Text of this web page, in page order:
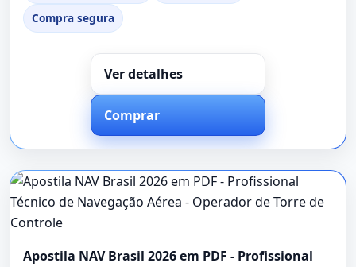
Compra segura
Ver detalhes
Comprar
Apostila NAV Brasil 2026 em PDF - Profissional